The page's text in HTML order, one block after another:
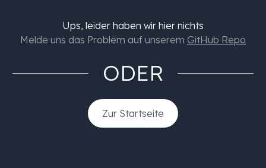
Ups, leider haben wir hier nichts
Melde uns das Problem auf unserem GitHub Repo
ODER
Zur Startseite